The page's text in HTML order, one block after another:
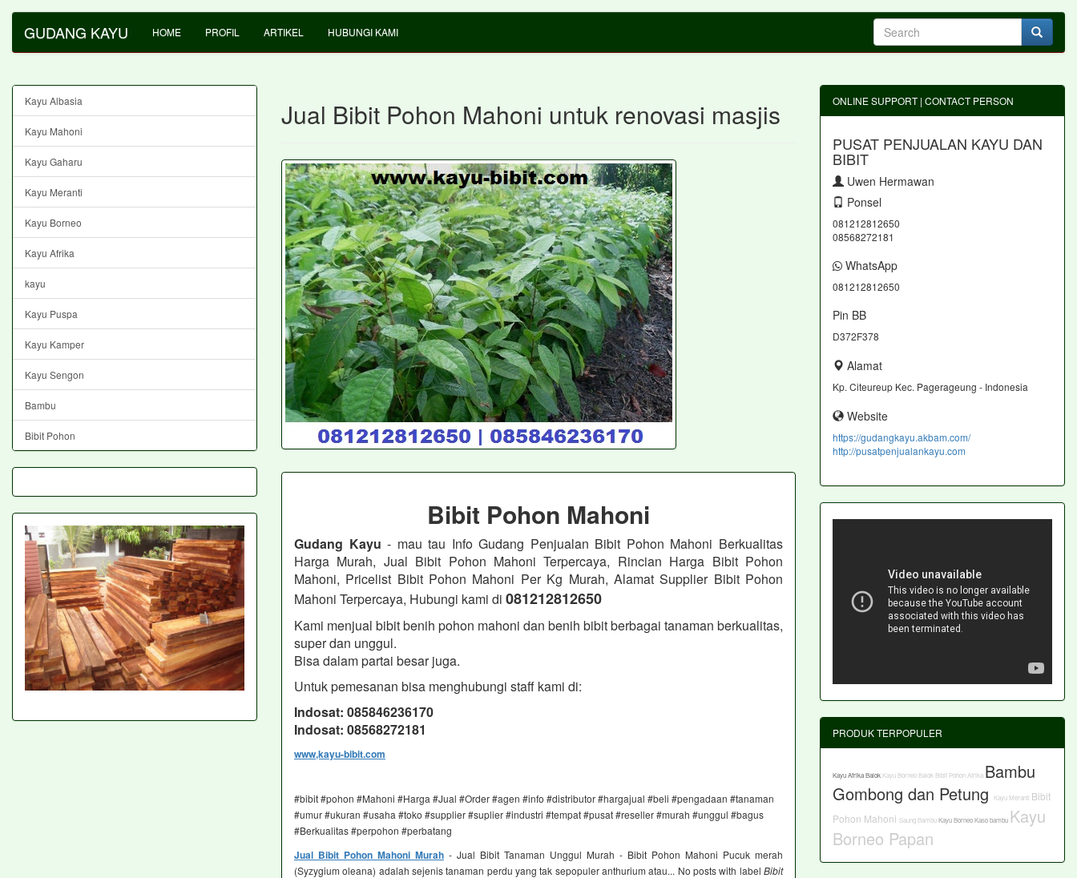
GUDANG KAYU HOME PROFIL ARTIKEL HUBUNGI KAMI
Jual Bibit Pohon Mahoni untuk renovasi masjis
Bibit Pohon Mahoni
Gudang Kayu- mau tau Info Gudang Penjualan Bibit Pohon Mahoni Berkualitas
Harga Murah, Jual Bibit Pohon Mahoni Terpercaya, Rincian Harga Bibit Pohon
Mahoni, Pricelist Bibit Pohon Mahoni Per Kg Murah, Alamat Supplier Bibit Pohon
Mahoni Terpercaya, Hubungi kami di 081212812650
Kami menjual bibit benih pohon mahoni dan benih bibit berbagai tanaman berkualitas,
super dan unggul.
Bisa dalam partai besar juga.
Untuk pemesanan bisa menghubungi staff kami di:
Indosat: 085846236170
Indosat: 08568272181
www,kayu-bibit.com
#bibit #pohon #Mahoni #Harga #Jual #Order #agen #info #distributor #hargajual #beli #pengadaan #tanaman
#umur #ukuran #usaha #toko #supplier #suplier #industri #tempat #pusat #reseller #murah #unggul #bagus
#Berkualitas #perpohon #perbatang
Jual Bibit Pohon Mahoni Murah - Jual Bibit Tanaman Unggul Murah - Bibit Pohon Mahoni Pucuk merah
(Syzygium oleana) adalah sejenis tanaman perdu yang tak sepopuler anthurium atau... No posts with label Bibit
Kayu Albasia
Kayu Mahoni
Kayu Gaharu
Kayu Meranti
Kayu Borneo
Kayu Afrika
kayu
Kayu Puspa
Kayu Kamper
Kayu Sengon
Bambu
Bibit Pohon
ONLINE SUPPORT | CONTACT PERSON
PUSAT PENJUALAN KAYU DAN
BIBIT
Uwen Hermawan
Ponsel
081212812650
08568272181
WhatsApp
081212812650
Pin BB
D372F378
Alamat
Kp. Citeureup Kec. Pagerageung - Indonesia
Website
https://gudangkayu.akbam.com/
http://pusatpenjualankayu.com
PRODUK TERPOPULER
Kayu Afrika Balok Kayu Borneo Balok Bibit Pohon Afrika Bambu
Gombong dan Petung
Kayu Meranti Bibit
Pohon Mahoni Saung BambuKayu Borneo Kasobambu Kayu
Borneo Papan